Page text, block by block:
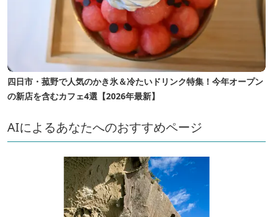
四日市・菰野で人気のかき氷＆冷たいドリンク特集！今年オープン
の新店を含むカフェ4選【2026年最新】
AIによるあなたへのおすすめページ